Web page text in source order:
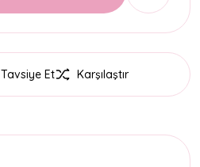
Tavsiye Et Karşılaştır